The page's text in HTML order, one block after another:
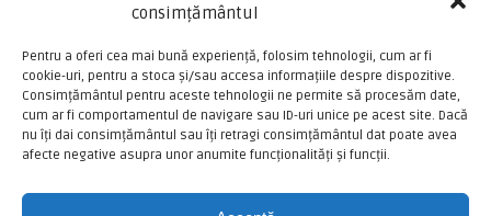
consimțământul
Pentru a oferi cea mai bună experiență, folosim tehnologii, cum ar fi
cookie-uri, pentru a stoca și/sau accesa informațiile despre dispozitive.
Consimțământul pentru aceste tehnologii ne permite să procesăm date,
cum ar fi comportamentul de navigare sau ID-uri unice pe acest site. Dacă
nu îți dai consimțământul sau îți retragi consimțământul dat poate avea
afecte negative asupra unor anumite funcționalități și funcții.